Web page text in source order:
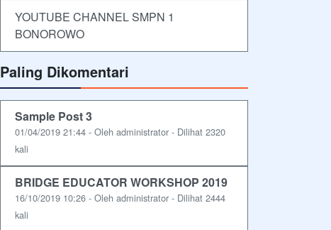
YOUTUBE CHANNEL SMPN 1
BONOROWO
Paling Dikomentari
Sample Post 3
01/04/2019 21:44 - Oleh administrator - Dilihat 2320
kali
BRIDGE EDUCATOR WORKSHOP 2019
16/10/2019 10:26 - Oleh administrator - Dilihat 2444
kali